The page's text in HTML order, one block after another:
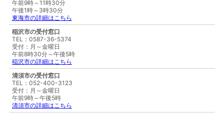
午前9時～11時30分
午後1時～3時30分
東海市の詳細はこちら
稲沢市の受付窓口
TEL：0587-36-5374
受付：月～金曜日
午前8時30分～午後5時
稲沢市の詳細はこちら
清須市の受付窓口
TEL：052-400-3123
受付：月～金曜日
午前9時～午後5時
清須市の詳細はこちら